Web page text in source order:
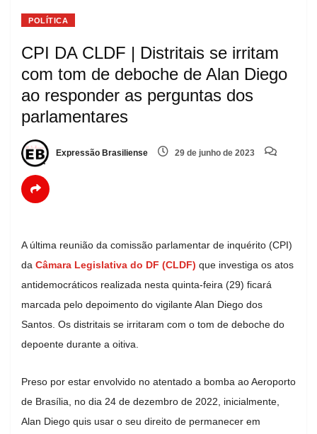
POLÍTICA
CPI DA CLDF | Distritais se irritam
com tom de deboche de Alan Diego
ao responder as perguntas dos
parlamentares
Expressão Brasiliense 29 de junho de 2023
A última reunião da comissão parlamentar de inquérito (CPI)
da Câmara Legislativa do DF (CLDF) que investiga os atos
antidemocráticos realizada nesta quinta-feira (29) ficará
marcada pelo depoimento do vigilante Alan Diego dos
Santos. Os distritais se irritaram com o tom de deboche do
depoente durante a oitiva.
Preso por estar envolvido no atentado a bomba ao Aeroporto
de Brasília, no dia 24 de dezembro de 2022, inicialmente,
Alan Diego quis usar o seu direito de permanecer em